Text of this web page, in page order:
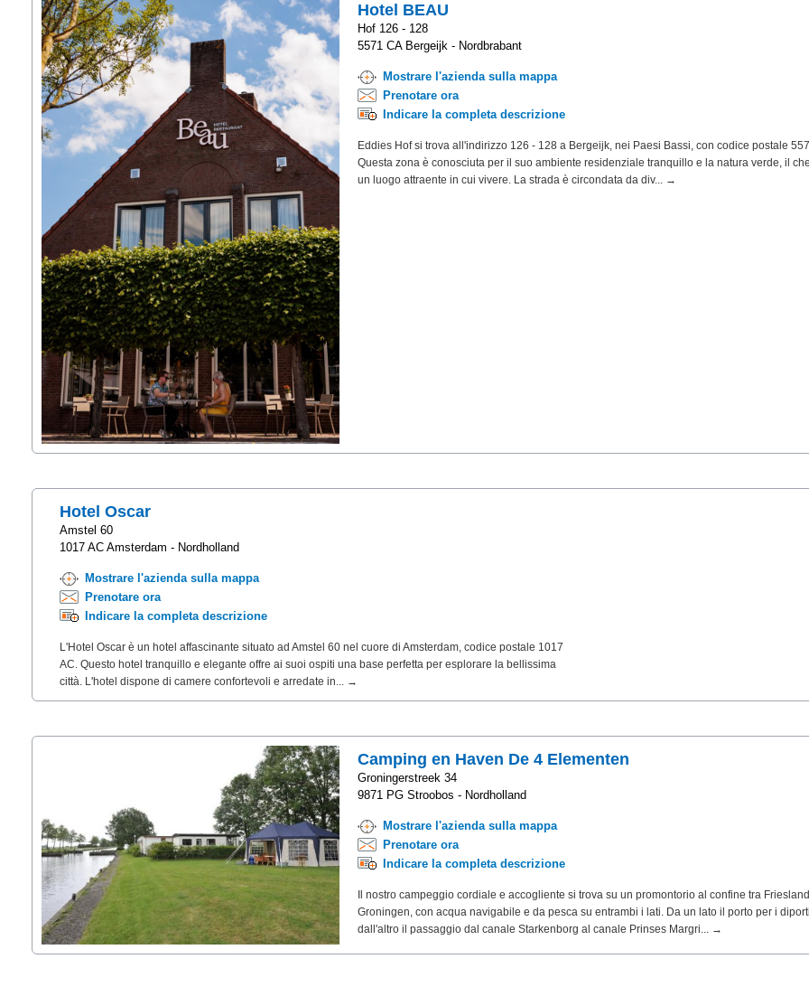
Hotel BEAU
Hof 126 - 128
5571 CA Bergeijk - Nordbrabant
Mostrare l'azienda sulla mappa
Prenotare ora
Indicare la completa descrizione
Eddies Hof si trova all'indirizzo 126 - 128 a Bergeijk, nei Paesi Bassi, con codice postale
Questa zona è conosciuta per il suo ambiente residenziale tranquillo e la natura verde, il
un luogo attraente in cui vivere. La strada è circondata da div... →
Hotel Oscar
Amstel 60
1017 AC Amsterdam - Nordholland
Mostrare l'azienda sulla mappa
Prenotare ora
Indicare la completa descrizione
L'Hotel Oscar è un hotel affascinante situato ad Amstel 60 nel cuore di Amsterdam, codice postale 1017
AC. Questo hotel tranquillo e elegante offre ai suoi ospiti una base perfetta per esplorare la bellissima
città. L'hotel dispone di camere confortevoli e arredate in... →
Camping en Haven De 4 Elementen
Groningerstreek 34
9871 PG Stroobos - Nordholland
Mostrare l'azienda sulla mappa
Prenotare ora
Indicare la completa descrizione
Il nostro campeggio cordiale e accogliente si trova su un promontorio al confine tra
Groningen, con acqua navigabile e da pesca su entrambi i lati. Da un lato il porto per i
dall'altro il passaggio dal canale Starkenborg al canale Prinses Margri... →